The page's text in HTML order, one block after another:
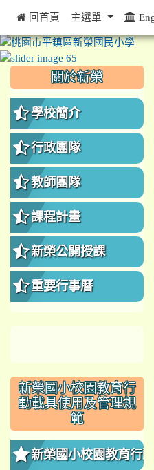
::: 關於新榮
學校簡介
行政團隊
教師團隊
課程計畫
新榮公開授課
重要行事曆
新榮國小校園教育行
動載具使用及管理規
範
新榮國小校園教育行動
::: 回首頁 主選單